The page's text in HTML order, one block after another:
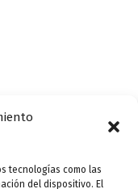
tecnologías como las
del dispositivo. El